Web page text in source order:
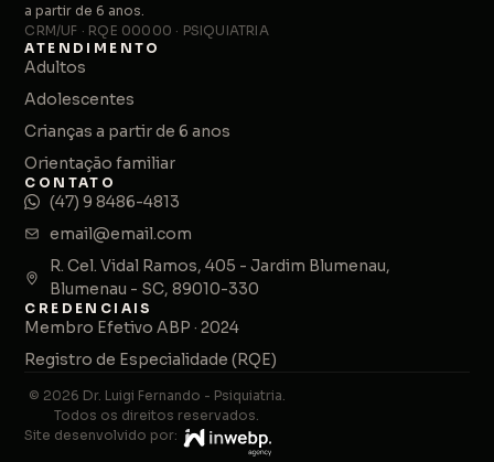
a partir de 6 anos.
CRM/UF · RQE 00000 · PSIQUIATRIA
ATENDIMENTO
Adultos
Adolescentes
Crianças a partir de 6 anos
Orientação familiar
CONTATO
(47) 9 8486-4813
email@email.com
R. Cel. Vidal Ramos, 405 - Jardim Blumenau,
Blumenau - SC, 89010-330
CREDENCIAIS
Membro Efetivo ABP · 2024
Registro de Especialidade (RQE)
© 2026 Dr. Luigi Fernando - Psiquiatria.
Todos os direitos reservados.
Site desenvolvido por: